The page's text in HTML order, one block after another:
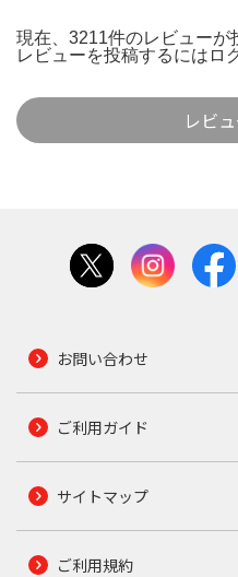
現在、3211件のレビューが
レビューを投稿するには ロ
レビ
お問い合わせ
ご利用ガイド
サイトマップ
ご利用規約